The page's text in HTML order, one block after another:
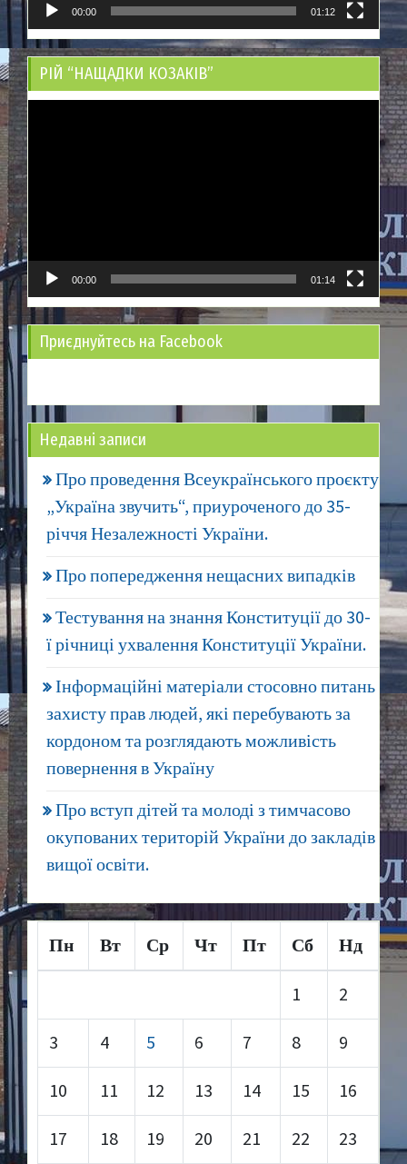
00:00 01:12
РІЙ “НАЩАДКИ КОЗАКІВ”
00:00 01:14
Приєднуйтесь на Facebook
Недавні записи
Про проведення Всеукраїнського проєкту
„Україна звучить“, приуроченого до 35-
річчя Незалежності України.
Про попередження нещасних випадків
Тестування на знання Конституції до 30-
ї річниці ухвалення Конституції України.
Інформаційні матеріали стосовно питань
захисту прав людей, які перебувають за
кордоном та розглядають можливість
повернення в Україну
Про вступ дітей та молоді з тимчасово
окупованих територій України до закладів
вищої освіти.
Пн Вт Ср Чт Пт Сб Нд
1 2
3 4 5 6 7 8 9
10 11 12 13 14 15 16
17 18 19 20 21 22 23